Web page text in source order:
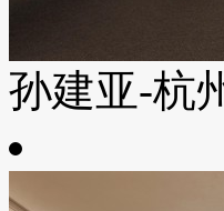
孙建亚-杭